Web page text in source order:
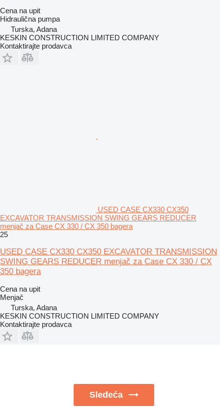
Cena na upit
Hidraulična pumpa
Turska, Adana
KESKIN CONSTRUCTION LIMITED COMPANY
Kontaktirajte prodavca
USED CASE CX330 CX350
EXCAVATOR TRANSMISSION SWING GEARS REDUCER
menjač za Case CX 330 / CX 350 bagera
25
USED CASE CX330 CX350 EXCAVATOR TRANSMISSION
SWING GEARS REDUCER menjač za Case CX 330 / CX
350 bagera
Cena na upit
Menjač
Turska, Adana
KESKIN CONSTRUCTION LIMITED COMPANY
Kontaktirajte prodavca
Sledeća